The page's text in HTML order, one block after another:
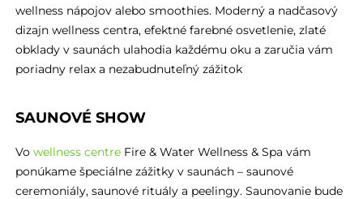
wellness nápojov alebo smoothies. Moderný a nadčasový
dizajn wellness centra, efektné farebné osvetlenie, zlaté
obklady v saunách ulahodia každému oku a zaručia vám
poriadny relax a nezabudnuteľný zážitok
SAUNOVÉ SHOW
Vo wellness centreFire & Water Wellness & Spa vám
ponúkame špeciálne zážitky v saunách – saunové
ceremoniály, saunové rituály a peelingy. Saunovanie bude